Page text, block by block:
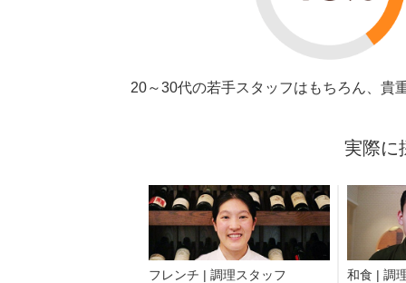
20～30代の若手スタッフはもちろん、貴
実際に
フレンチ | 調理スタッフ 和食 | 調